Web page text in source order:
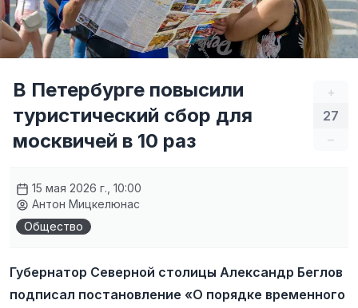
+
27
–
В Петербурге повысили
туристический сбор для
москвичей в 10 раз
15 мая 2026 г., 10:00
Антон Мицкелюнас
Общество
Губернатор Северной столицы Александр Беглов
подписал постановление «О порядке временного